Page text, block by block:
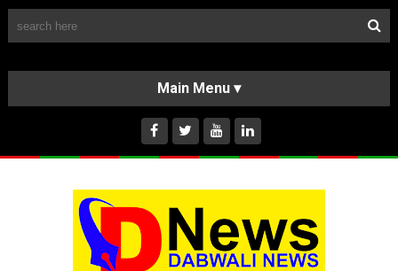
HOME
ABOUT US
INSTAGRAM